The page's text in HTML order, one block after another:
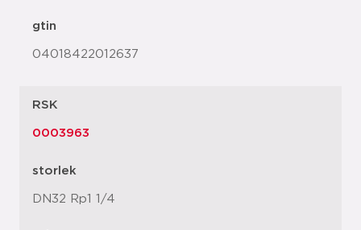
gtin
04018422012637
RSK
0003963
storlek
DN32 Rp1 1/4